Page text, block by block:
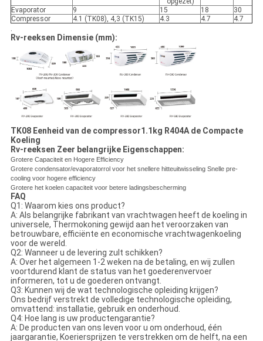
Evaporator
9 15 18
30
Compressor
4.1 (TK08), 4,3 (TK15) 4.3 4.7 4.7
.
Rv-reeksen Dimensie (mm):
TK08 Eenheid van de compressor1.1kg R404A de Compacte
Koeling
Rv-reeksen Zeer belangrijke Eigenschappen:
Grotere Capaciteit en Hogere Efficiency
Grotere condensator/evaporatorrol voor het snellere hitteuitwisseling Snelle pre-
cooling voor hogere efficiency
Grotere het koelen capaciteit voor betere ladingsbescherming
FAQ
Q1: Waarom kies ons product?
A: Als belangrijke fabrikant van vrachtwagen heeft de koeling in
universele, Thermokoning gewijd aan het veroorzaken van
betrouwbare, efficiënte en economische vrachtwagenkoeling
voor de wereld.
Q2: Wanneer u de levering zult schikken?
A: Over het algemeen 1-2 weken na de betaling, en wij zullen
voortdurend klant de status van het goederenvervoer
informeren, tot u de goederen ontvangt.
Q3: Kunnen wij de wat technologische opleiding krijgen?
Ons bedrijf verstrekt de volledige technologische opleiding,
omvattend: installatie, gebruik en onderhoud.
Q4: Hoe lang is uw productengarantie?
A: De producten van ons leven voor u om onderhoud, één
jaargarantie, Koeriersprijzen te verstrekken om de helft, na een